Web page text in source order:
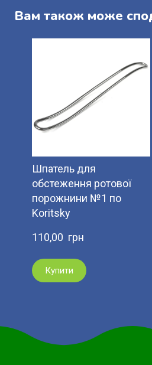
Вам також може
Шпатель для
обстеження ротової
порожнини №1 по
Koritsky
110,00  грн
Купити